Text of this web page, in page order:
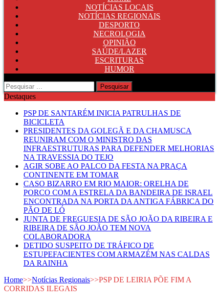
NOTÍCIAS LOCAIS
NOTÍCIAS REGIONAIS
DESPORTO
NECROLOGIA
OPINIÃO
SAÚDE/LAZER
ESCRITURAS
HUMOR
Pesquisar
por:
Destaques
PSP DE SANTARÉM INICIA PATRULHAS DE
BICICLETA
PRESIDENTES DA GOLEGÃ E DA CHAMUSCA
REUNIRAM COM O MINISTRO DAS
INFRAESTRUTURAS PARA DEFENDER MELHORIAS
NA TRAVESSIA DO TEJO
AGIR SOBE AO PALCO DA FESTA NA PRAÇA
CONTINENTE EM TOMAR
CASO BIZARRO EM RIO MAIOR: ORELHA DE
PORCO COM A ESTRELA DA BANDEIRA DE ISRAEL
ENCONTRADA NA PORTA DA ANTIGA FÁBRICA DO
PÃO DE LÓ
JUNTA DE FREGUESIA DE SÃO JOÃO DA RIBEIRA E
RIBEIRA DE SÃO JOÃO TEM NOVA
COLABORADORA
DETIDO SUSPEITO DE TRÁFICO DE
ESTUPEFACIENTES COM ARMAZÉM NAS CALDAS
DA RAINHA
Home>>Notícias Regionais>>PSP DE LEIRIA PÕE FIM A
CORRIDAS ILEGAIS